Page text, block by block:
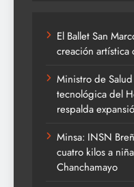
El Ballet San
creación artística
Ministro de
tecnológica del
respalda
Minsa: INSN
cuatro kilos a
Chanchamayo